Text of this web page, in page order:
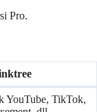
Pro.
YouTube, TikTok,